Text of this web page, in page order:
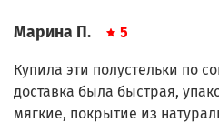
Марина П. 5
Купила эти полустельки по
доставка была быстрая,
мягкие, покрытие из